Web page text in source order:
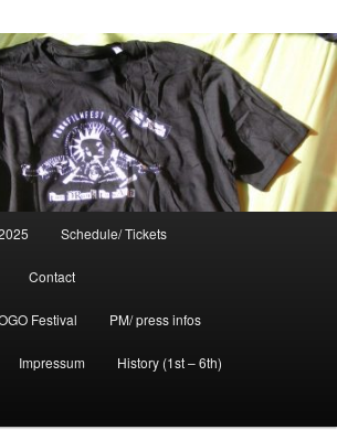
Schedule/ Tickets
Contact
Festival PM/ press infos
Impressum History (1st – 6th)